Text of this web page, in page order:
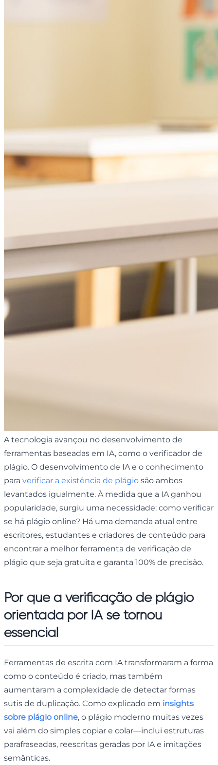
A tecnologia avançou no desenvolvimento de
ferramentas baseadas em IA, como o verificador de
plágio. O desenvolvimento de IA e o conhecimento
para verificar a existência de plágio são ambos
levantados igualmente. À medida que a IA ganhou
popularidade, surgiu uma necessidade: como verificar
se há plágio online? Há uma demanda atual entre
escritores, estudantes e criadores de conteúdo para
encontrar a melhor ferramenta de verificação de
plágio que seja gratuita e garanta 100% de precisão.
Por que a verificação de plágio
orientada por IA se tornou
essencial
Ferramentas de escrita com IA transformaram a forma
como o conteúdo é criado, mas também
aumentaram a complexidade de detectar formas
sutis de duplicação. Como explicado em insights
sobre plágio online, o plágio moderno muitas vezes
vai além do simples copiar e colar—inclui estruturas
parafraseadas, reescritas geradas por IA e imitações
semânticas.